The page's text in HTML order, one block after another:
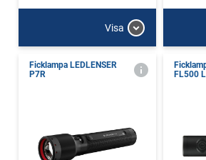
Visa
Ficklampa LEDLENSER
P7R
FL500